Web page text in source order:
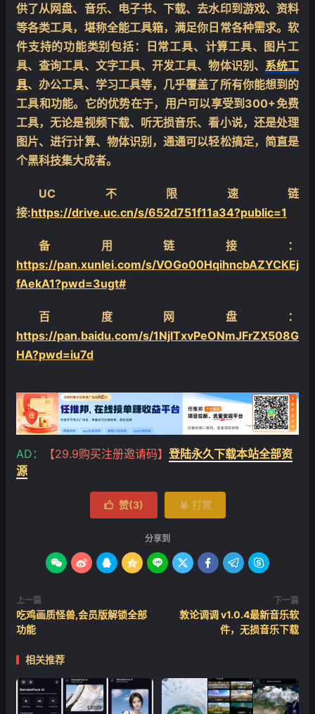
供了从网盘、音乐、电子书、下载、去水印到游戏、资料
等各类工具，堪称全能工具箱，满足你日常各种需求。软
件支持的功能类别包括：日常工具、计算工具、图片工
具、查询工具、文字工具、开发工具、物体识别、 系统工
具、办公工具、学习工具等，几乎覆盖了所有你能想到的
工具和功能。它的优势在于，用户可以享受到300+免费
工具，无论是视频下载、听无损音乐、看小说，还是处理
图片、进行计算、物体识别，通通可以轻松搞定，简直是
个黑科技集大成者。
UC不限速链
接:https://drive.uc.cn/s/652d751f11a34?public=1
备用链接：
https://pan.xunlei.com/s/VOGo00HqihncbAZYCKEj
fAekA1?pwd=3ugt#
百度网盘：
https://pan.baidu.com/s/1NjlTxvPeONmJFrZX508G
HA?pwd=iu7d
AD： 【29.9购买注册邀请码】 登陆永久下载本站全部资
源
 赞(3)  打赏
分享到
        
上一篇
吃鸡画质怪兽,会员版解锁全部
功能
下一篇
敦论调调 v1.0.4最新音乐软
件，无损音乐下载
相关推荐